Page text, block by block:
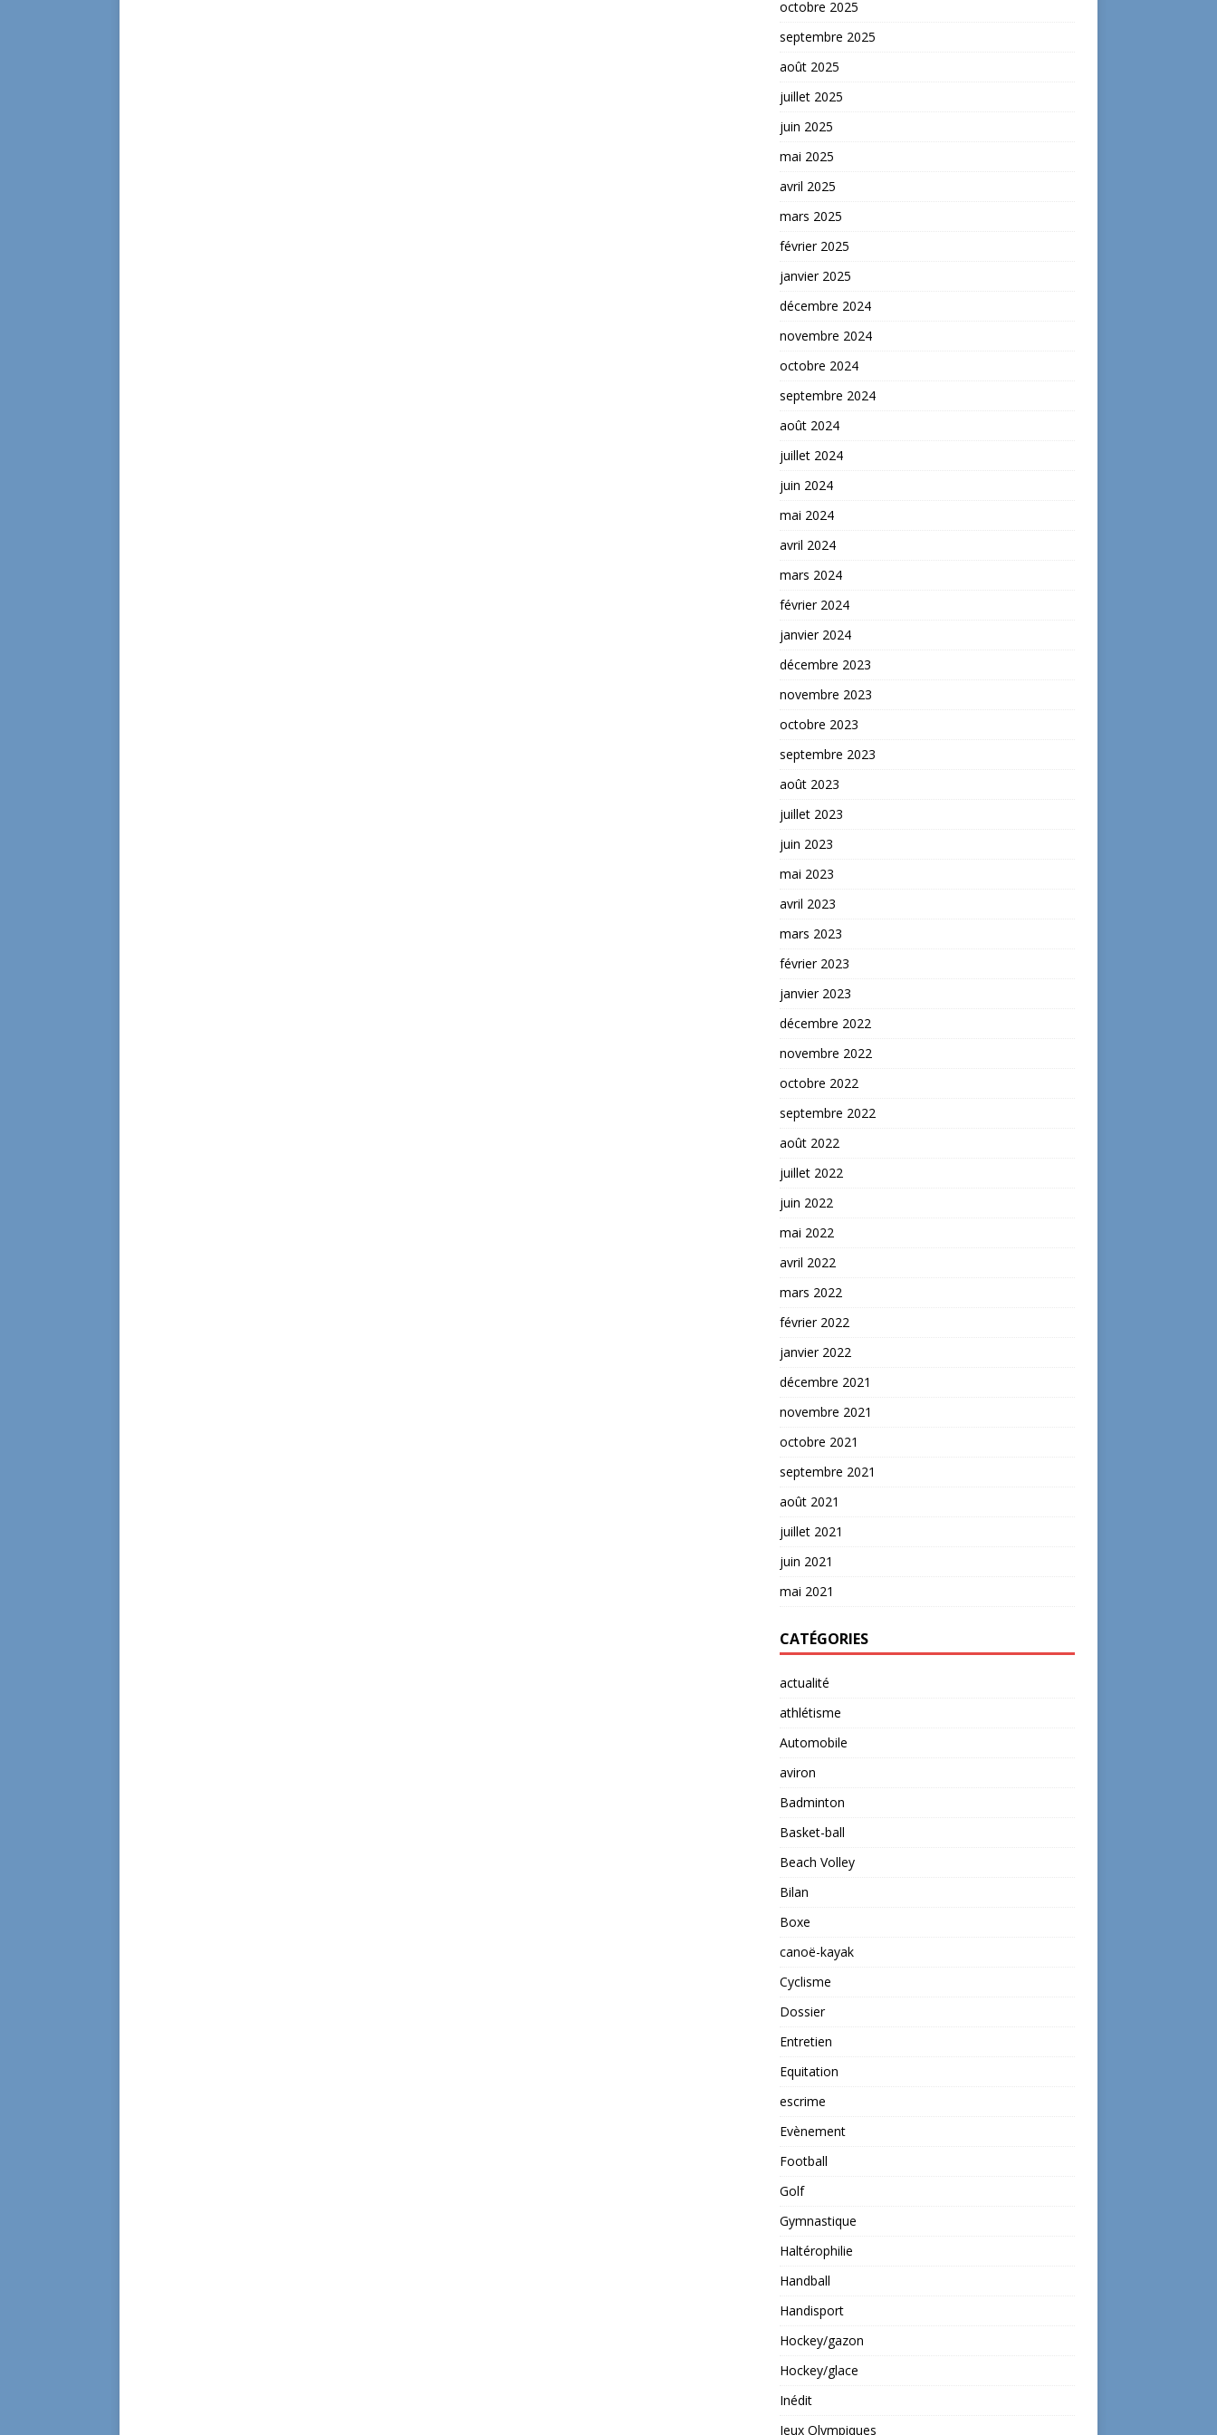
octobre 2025
septembre 2025
août 2025
juillet 2025
juin 2025
mai 2025
avril 2025
mars 2025
février 2025
janvier 2025
décembre 2024
novembre 2024
octobre 2024
septembre 2024
août 2024
juillet 2024
juin 2024
mai 2024
avril 2024
mars 2024
février 2024
janvier 2024
décembre 2023
novembre 2023
octobre 2023
septembre 2023
août 2023
juillet 2023
juin 2023
mai 2023
avril 2023
mars 2023
février 2023
janvier 2023
décembre 2022
novembre 2022
octobre 2022
septembre 2022
août 2022
juillet 2022
juin 2022
mai 2022
avril 2022
mars 2022
février 2022
janvier 2022
décembre 2021
novembre 2021
octobre 2021
septembre 2021
août 2021
juillet 2021
juin 2021
mai 2021
CATÉGORIES
actualité
athlétisme
Automobile
aviron
Badminton
Basket-ball
Beach Volley
Bilan
Boxe
canoë-kayak
Cyclisme
Dossier
Entretien
Equitation
escrime
Evènement
Football
Golf
Gymnastique
Haltérophilie
Handball
Handisport
Hockey/gazon
Hockey/glace
Inédit
Jeux Olympiques